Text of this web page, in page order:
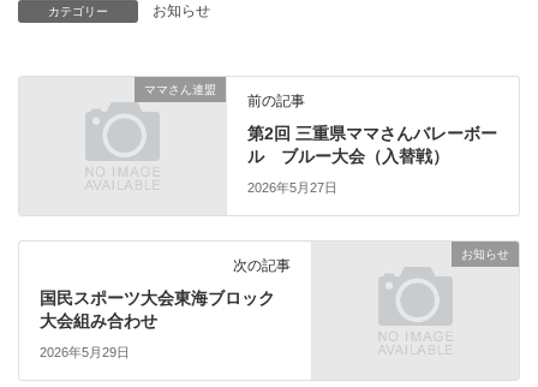
カテゴリー お知らせ
ママさん連盟
前の記事
第2回 三重県ママさんバレーボー
ル ブルー大会（入替戦）
2026年5月27日
お知らせ
次の記事
国民スポーツ大会東海ブロック
大会組み合わせ
2026年5月29日